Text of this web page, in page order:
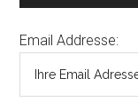
Email Addresse: